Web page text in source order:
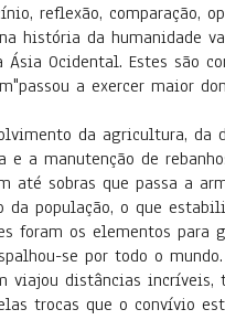
reflexão, comparação,
história da humanidade
Ásia Ocidental. Estes são
a exercer maior
da agricultura,
e a manutenção de
até sobras que passa a
da população, o que
foram os elementos
se por todo o mundo.
viajou distâncias
trocas que o convívio